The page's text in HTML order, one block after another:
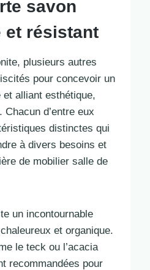
savon
et résistant
plusieurs autres
pour concevoir un
alliant esthétique,
d’entre eux
distinctes qui
à divers besoins et
de mobilier salle de
un incontournable
et organique.
le teck ou l’acacia
recommandées pour